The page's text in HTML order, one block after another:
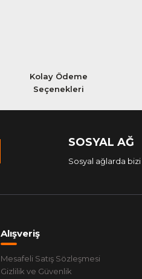
Kolay Ödeme
Seçenekleri
SOSYAL AĞ
Sosyal ağlarda
Alışveriş
Mesafeli Satış Sözleşmesi
Gizlilik ve Güvenlik